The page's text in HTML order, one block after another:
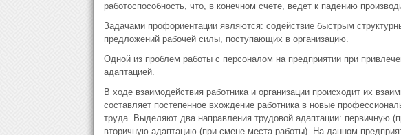
работоспособность, что, в конечном счете, ведет к падению
Задачами профориентации являются: содействие быстрым
предложений рабочей силы, поступающих в организацию.
Одной из проблем работы с персоналом на предприятии при
адаптацией.
В ходе взаимодействия работника и организации происходит их
составляет постепенное вхождение работника в новые
труда. Выделяют два направления трудовой адаптации: первичную
вторичную адаптацию (при смене места работы). На данном